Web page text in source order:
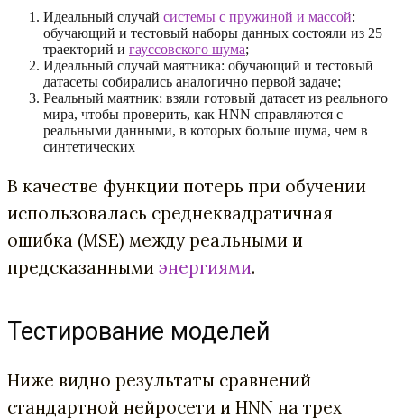
Идеальный случай системы с пружиной и массой:
обучающий и тестовый наборы данных состояли из 25
траекторий и гауссовского шума;
Идеальный случай маятника: обучающий и тестовый
датасеты собирались аналогично первой задаче;
Реальный маятник: взяли готовый датасет из реального
мира, чтобы проверить, как HNN справляются с
реальными данными, в которых больше шума, чем в
синтетических
В качестве функции потерь при обучении
использовалась среднеквадратичная
ошибка (MSE) между реальными и
предсказанными энергиями.
Тестирование моделей
Ниже видно результаты сравнений
стандартной нейросети и HNN на трех